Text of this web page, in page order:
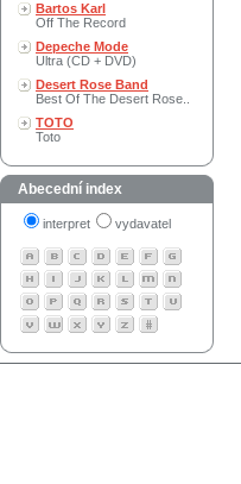
Bartos Karl
Off The Record
Depeche Mode
Ultra (CD + DVD)
Desert Rose Band
Best Of The Desert Rose..
TOTO
Toto
Abecední index
interpret vydavatel